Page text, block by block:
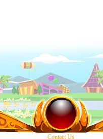
Contact Us